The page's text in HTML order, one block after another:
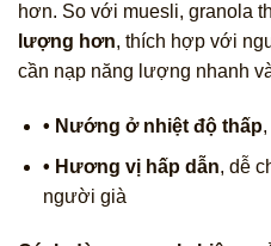
hơn. So với muesli, granola
lượng hơn, thích hợp với
cần nạp năng lượng nhanh
• Nướng ở nhiệt độ thấp,
• Hương vị hấp dẫn, dễ
người già